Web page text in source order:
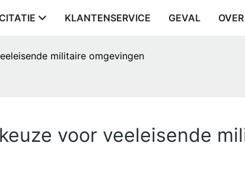
KLANTENSERVICE GEVAL
militaire omgevingen
voor veeleisende